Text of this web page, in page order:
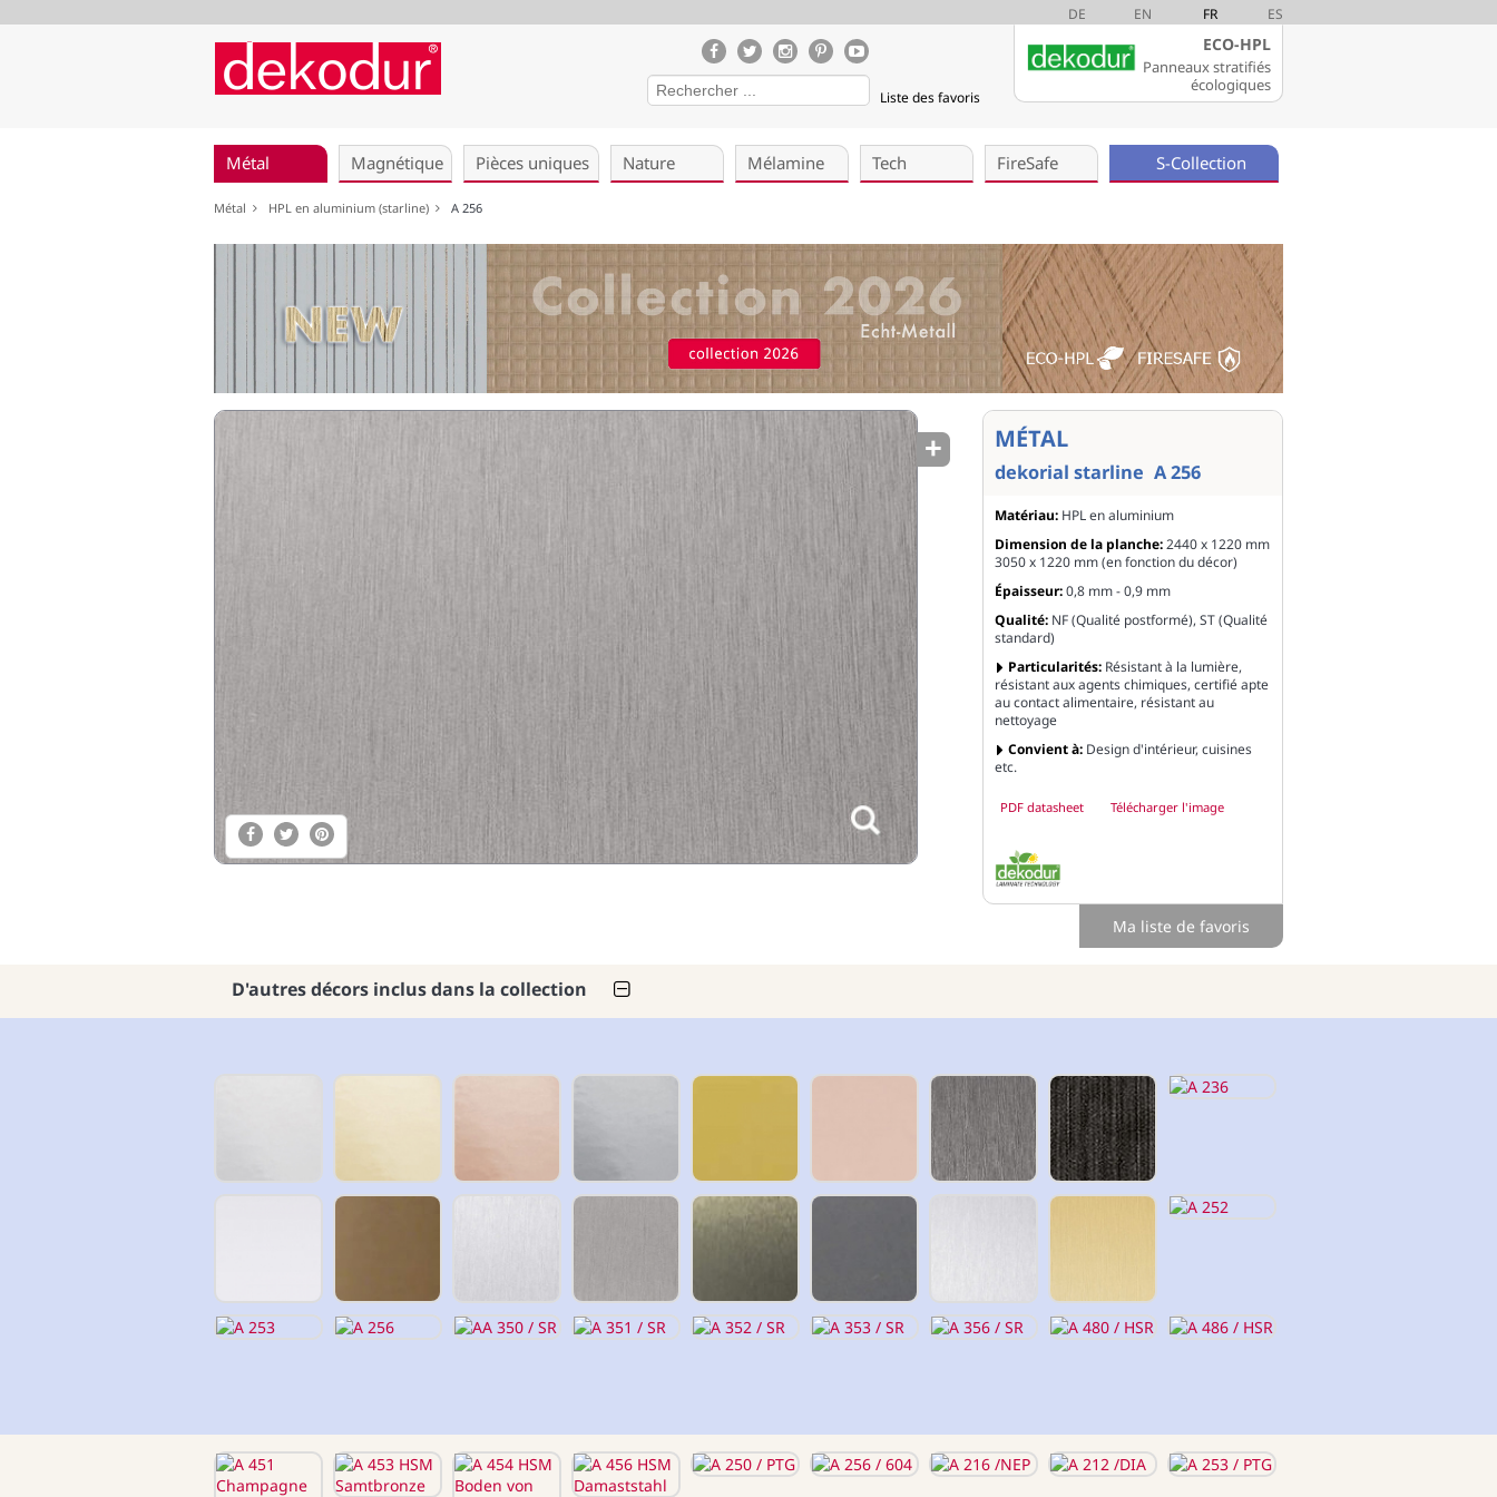
DE EN FR ES
Liste des favoris
ECO-HPL
Panneaux stratifiés
écologiques
Métal Magnétique Pièces uniques Nature Mélamine Tech FireSafe S-Collection
Métal HPL en aluminium (starline) A 256
MÉTAL
dekorial starline A 256
Matériau: HPL en aluminium
Dimension de la planche:2440 x 1220 mm
3050 x 1220 mm (en fonction du décor)
Épaisseur:0,8 mm - 0,9 mm
Qualité: NF (Qualité postformé), ST (Qualité
standard)
Particularités: Résistant à la lumière,
résistant aux agents chimiques, certifié apte
au contact alimentaire, résistant au
nettoyage
Convient à: Design d'intérieur, cuisines
etc.
PDF datasheet Télécharger l'image
Ma liste de favoris
D'autres décors inclus dans la collection